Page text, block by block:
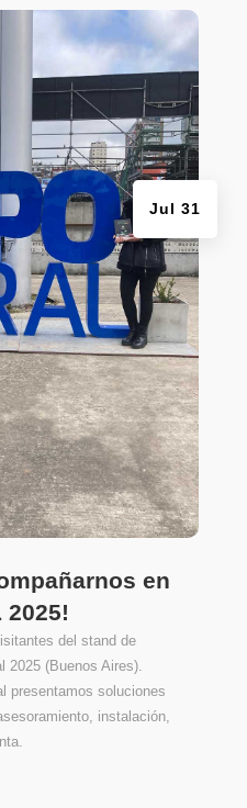
en
2025!
Jul 31
del stand de
2025 (Buenos Aires).
presentamos soluciones
instalación,